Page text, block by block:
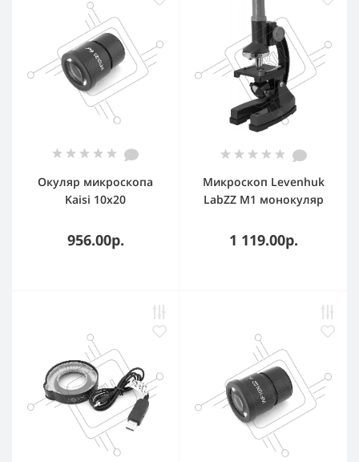
Окуляр микроскопа
Kaisi 10x20
956.00р.
Микроскоп Levenhuk
LabZZ M1 монокуляр
зеленый/оранжевый
1 119.00р.